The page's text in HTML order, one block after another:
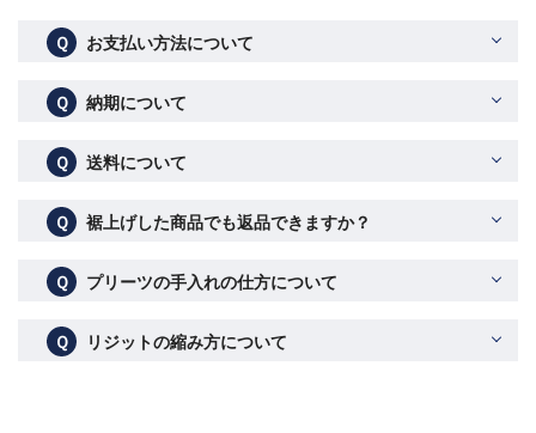
Ｑ お支払い方法について
Ｑ 納期について
Ｑ 送料について
Ｑ 裾上げした商品でも返品できますか？
Ｑ プリーツの手入れの仕方について
Ｑ リジットの縮み方について